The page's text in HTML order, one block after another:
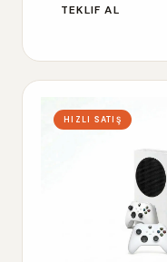
TEKLIF AL
HIZLI SATIŞ